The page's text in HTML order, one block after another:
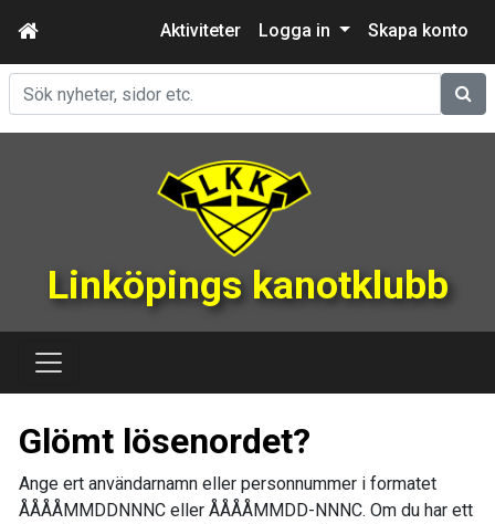
Aktiviteter Logga in Skapa konto
Sök
Linköpings kanotklubb
Glömt lösenordet?
Ange ert användarnamn eller personnummer i formatet
ÅÅÅÅMMDDNNNC eller ÅÅÅÅMMDD-NNNC. Om du har ett